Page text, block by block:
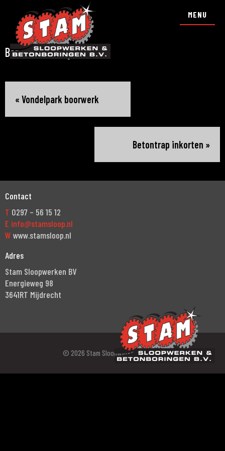
MENU
Boren funderingsherstel
« Vondelpark boorwerk
Betontrap inkorten »
Contact
T 0297 – 56 15 12
E info@stamsloop.nl
W www.stamsloop.nl
Adres
Stam Sloopwerken BV
Energieweg 98
3641RT Mijdrecht
© 2026 Stam Sloopwerken.| Privacy